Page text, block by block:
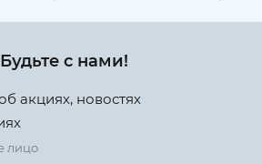
с нами!
акциях, новостях
лицо